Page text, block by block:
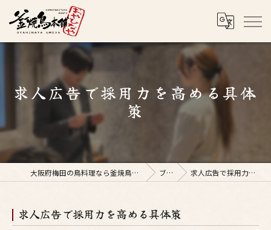
求人広告で採用力を高める具体
策
大阪府梅田の鳥料理なら釜焼鳥本舗おやひなや 梅田店 ブログ 求人広告で採用力を高める具体策
求人広告で採用力を高める具体策